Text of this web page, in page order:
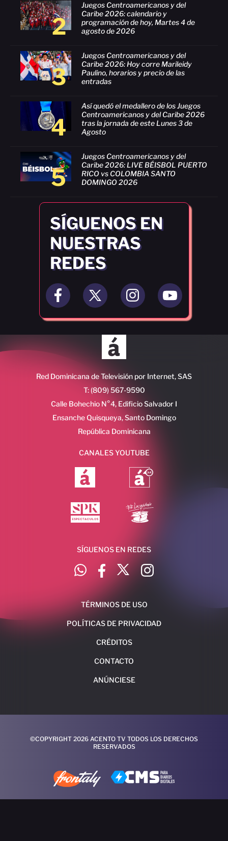
2
Juegos Centroamericanos y del
Caribe 2026: calendario y
programación de hoy, Martes 4 de
agosto de 2026
3
Juegos Centroamericanos y del
Caribe 2026: Hoy corre Marileidy
Paulino, horarios y precio de las
entradas
4
Así quedó el medallero de los Juegos
Centroamericanos y del Caribe 2026
tras la jornada de este Lunes 3 de
Agosto
5
Juegos Centroamericanos y del
Caribe 2026: LIVE BÉISBOL PUERTO
RICO vs COLOMBIA SANTO
DOMINGO 2026
SÍGUENOS EN
NUESTRAS
REDES
Red Dominicana de Televisión por Internet, SAS
T: (809) 567-9590
Calle Bohechio N°4, Edificio Salvador I
Ensanche Quisqueya, Santo Domingo
República Dominicana
CANALES YOUTUBE
SÍGUENOS EN REDES
TÉRMINOS DE USO
POLÍTICAS DE PRIVACIDAD
CRÉDITOS
CONTACTO
ANÚNCIESE
©COPYRIGHT 2026 ACENTO TV TODOS LOS DERECHOS
RESERVADOS